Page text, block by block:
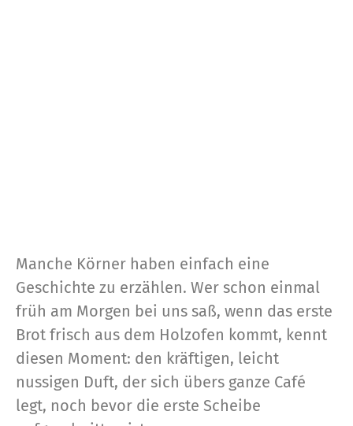
Manche Körner haben einfach eine
Geschichte zu erzählen. Wer schon einmal
früh am Morgen bei uns saß, wenn das erste
Brot frisch aus dem Holzofen kommt, kennt
diesen Moment: den kräftigen, leicht
nussigen Duft, der sich übers ganze Café
legt, noch bevor die erste Scheibe